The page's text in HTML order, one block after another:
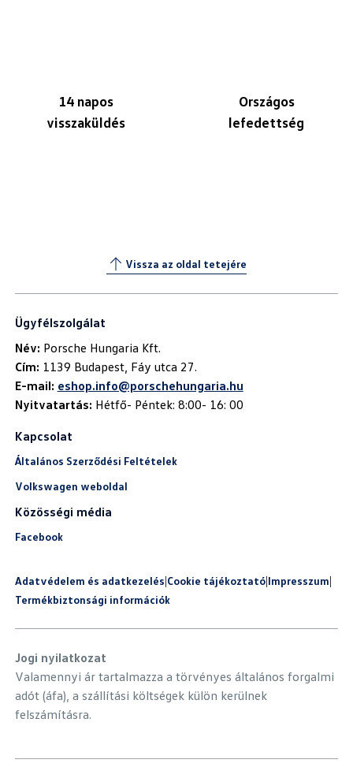
14 napos
visszaküldés
Országos
lefedettség
Vissza az oldal tetejére
Ügyfélszolgálat
Név:
Cím:
E-mail: eshop.info@porschehungaria.hu
Nyitvatartás: Hétfő- Péntek: 8:00- 16: 00
Kapcsolat
Általános Szerződési Feltételek
Volkswagen weboldal
Közösségi média
Facebook
Adatvédelem és adatkezelés|Cookie tájékoztató|Impresszum|
Termékbiztonsági információk
Jogi nyilatkozat
Valamennyi ár tartalmazza a törvényes általános forgalmi
adót (áfa), a szállítási költségek külön kerülnek
felszámításra.